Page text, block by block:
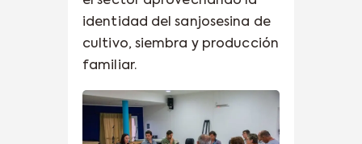
identidad del sanjosesina de
cultivo, siembra y producción
familiar.